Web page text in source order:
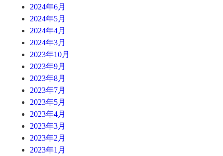
2024年6月
2024年5月
2024年4月
2024年3月
2023年10月
2023年9月
2023年8月
2023年7月
2023年5月
2023年4月
2023年3月
2023年2月
2023年1月